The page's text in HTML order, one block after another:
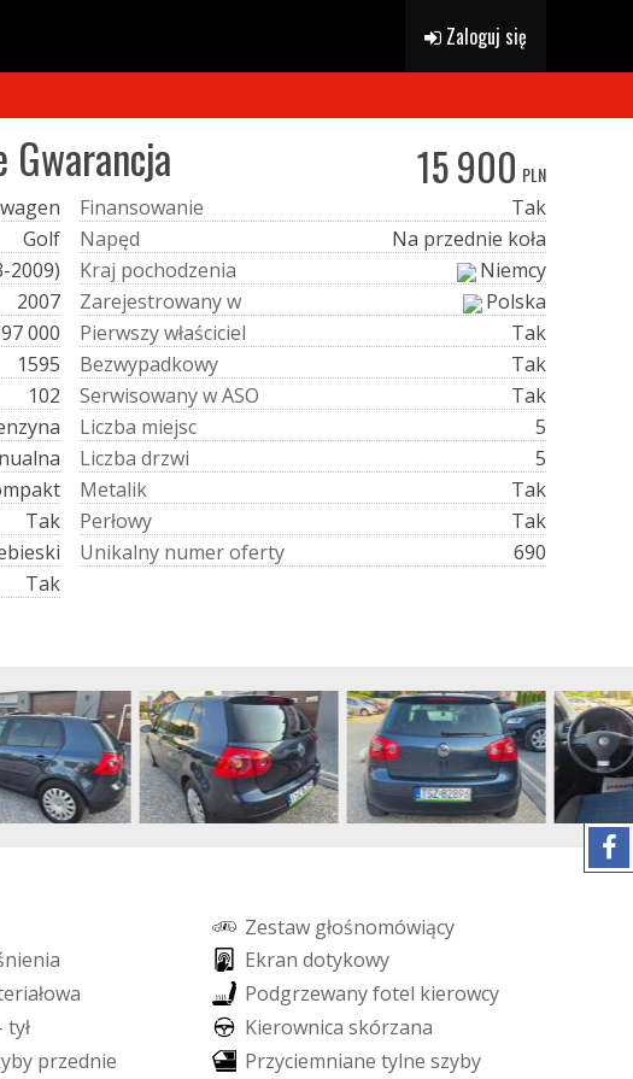
Zaloguj się
Gwarancja 15 900 PLN
Golf
2009)
2007
000
1595
102
Tak
Tak
Finansowanie
Tak
Napęd
Na przednie koła
Kraj pochodzenia
Niemcy
Zarejestrowanyw
Polska
Pierwszywłaściciel
Tak
Bezwypadkowy
Tak
SerwisowanywASO
Tak
Liczba miejsc
5
Liczba drzwi
5
Metalik
Tak
Perłowy
Tak
Unikalny numeroferty 690
Zestaw głośnomówiący
nienia Ekran dotykowy
eriałowa Podgrzewany fotel kierowcy
tył Kierownica skórzana
yby przednie Przyciemniane tylne szyby